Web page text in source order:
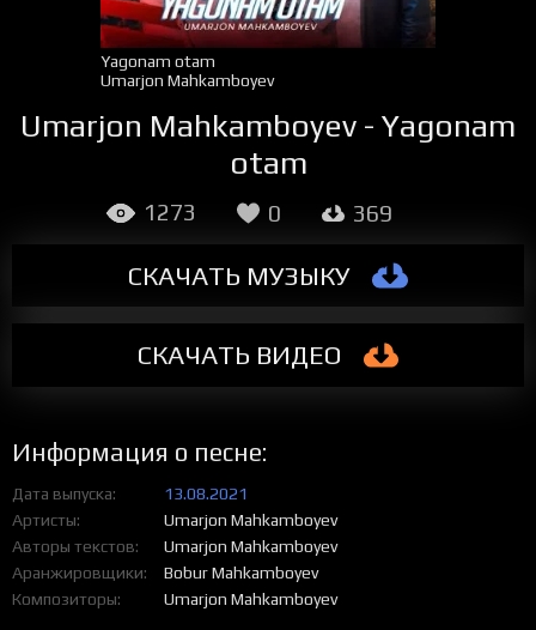
Yagonam otam
Umarjon Mahkamboyev
Umarjon Mahkamboyev - Yagonam
otam
СКАЧАТЬ МУЗЫКУ
СКАЧАТЬ ВИДЕО
1273 0 369
Информация о песне:
Дата выпуска
13.08.2021
Артисты
Umarjon Mahkamboyev
Авторы текстов
Umarjon Mahkamboyev
Аранжировщики
Bobur Mahkamboyev
Композиторы
Umarjon Mahkamboyev